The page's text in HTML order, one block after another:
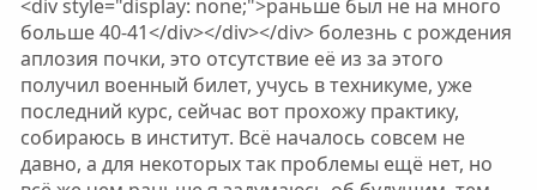
<div style="display: none;">раньше был не на много
больше 40-41</div></div></div> болезнь с рождения
аплозия почки, это отсутствие её из за этого
получил военный билет, учусь в техникуме, уже
последний курс, сейчас вот прохожу практику,
собираюсь в институт. Всё началось совсем не
давно, а для некоторых так проблемы ещё нет, но